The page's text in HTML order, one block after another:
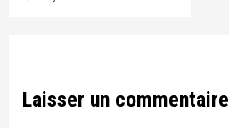
Laisser un commentaire